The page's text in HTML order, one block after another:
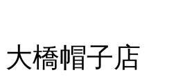
大橋帽子店